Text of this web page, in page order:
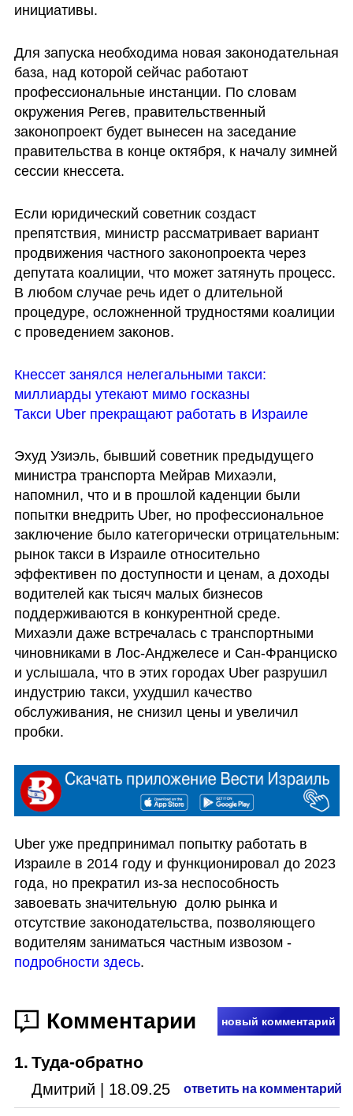
инициативы.
Для запуска необходима новая законодательная
база, над которой сейчас работают
профессиональные инстанции. По словам
окружения Регев, правительственный
законопроект будет вынесен на заседание
правительства в конце октября, к началу зимней
сессии кнессета.
Если юридический советник создаст
препятствия, министр рассматривает вариант
продвижения частного законопроекта через
депутата коалиции, что может затянуть процесс.
В любом случае речь идет о длительной
процедуре, осложненной трудностями коалиции
с проведением законов.
Кнессет занялся нелегальными такси:
миллиарды утекают мимо госказны
Такси Uber прекращают работать в Израиле
Эхуд Узиэль, бывший советник предыдущего
министра транспорта Мейрав Михаэли,
напомнил, что и в прошлой каденции были
попытки внедрить Uber, но профессиональное
заключение было категорически отрицательным:
рынок такси в Израиле относительно
эффективен по доступности и ценам, а доходы
водителей как тысяч малых бизнесов
поддерживаются в конкурентной среде.
Михаэли даже встречалась с транспортными
чиновниками в Лос-Анджелесе и Сан-Франциско
и услышала, что в этих городах Uber разрушил
индустрию такси, ухудшил качество
обслуживания, не снизил цены и увеличил
пробки.
Uber уже предпринимал попытку работать в
Израиле в 2014 году и функционировал до 2023
года, но прекратил из-за неспособность
завоевать значительную  долю рынка и
отсутствие законодательства, позволяющего
водителям заниматься частным извозом -
подробности здесь.
1 Комментарии новый комментарий
1. Туда-обратно
Дмитрий | 18.09.25 ответить на комментарий